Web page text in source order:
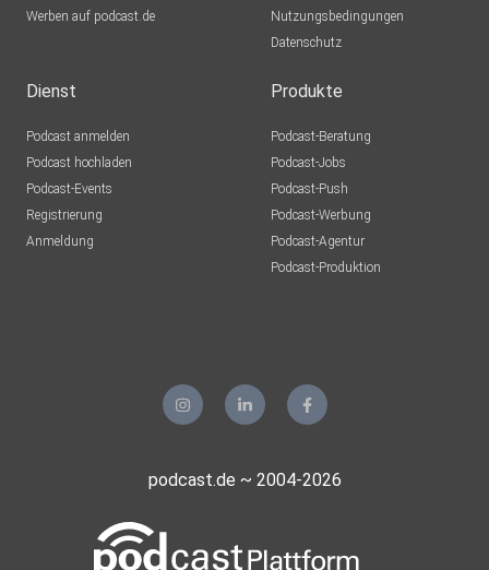
Werben auf podcast.de
Nutzungsbedingungen
Datenschutz
Dienst
Podcast anmelden
Podcast hochladen
Podcast-Events
Registrierung
Anmeldung
Produkte
Podcast-Beratung
Podcast-Jobs
Podcast-Push
Podcast-Werbung
Podcast-Agentur
Podcast-Produktion
podcast.de ~ 2004-2026